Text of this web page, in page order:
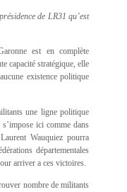
de LR31 qu’est
est en complète
capacité stratégique, elle
existence politique
une ligne politique
ici comme dans
Wauquiez pourra
départementales
arriver a ces victoires.
nombre de militants